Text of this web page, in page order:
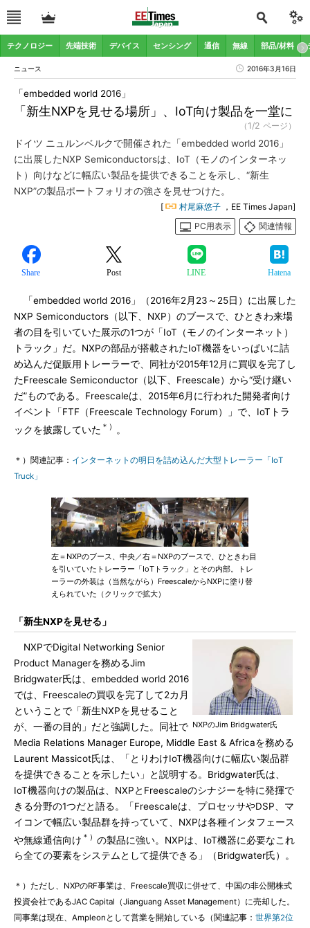
テクノロジー 先端技術 デバイス センシング 通信 無線 部品/材料
ニュース 2016年3月16日
「新生NXPを見せる場所」、IoT向け製品を一堂に
「embedded world 2016」
（1/2 ページ）
ドイツ ニュルンベルクで開催された「embedded world 2016」
に出展したNXP Semiconductorsは、IoT（モノのインターネッ
ト）向けなどに幅広い製品を提供できることを示し、“新生
NXP”の製品ポートフォリオの強さを見せつけた。
[ 村尾麻悠子 ，EE Times Japan]
PC用表示
関連情報
Share Post LINE Hatena
「embedded world 2016」（2016年2月23～25日）に出展した
NXP Semiconductors（以下、NXP）のブースで、ひときわ来場
者の目を引いていた展示の1つが「IoT（モノのインターネット）
トラック」だ。NXPの部品が搭載されたIoT機器をいっぱいに詰
め込んだ促販用トレーラーで、同社が2015年12月に買収を完了し
たFreescale Semiconductor（以下、Freescale）から“受け継い
だ”ものである。Freescaleは、2015年6月に行われた開発者向け
イベント「FTF（Freescale Technology Forum）」で、IoTトラ
ックを披露していた ＊） 。
＊）関連記事： インターネットの明日を詰め込んだ大型トレーラー「IoT
Truck」
左＝NXPのブース、中央／右＝NXPのブースで、ひときわ目
を引いていたトレーラー「IoTトラック」とその内部。トレ
ーラーの外装は（当然ながら）FreescaleからNXPに塗り替
えられていた（クリックで拡大）
「新生NXPを見せる」
NXPのJim Bridgwater氏
NXPでDigital Networking Senior
Product Managerを務めるJim
Bridgwater氏は、embedded world 2016
では、Freescaleの買収を完了して2カ月
ということで「新生NXPを見せること
が、一番の目的」だと強調した。同社で
Media Relations Manager Europe, Middle East & Africaを務める
Laurent Massicot氏は、「とりわけIoT機器向けに幅広い製品群
を提供できることを示したい」と説明する。Bridgwater氏は、
IoT機器向けの製品は、NXPとFreescaleのシナジーを特に発揮で
きる分野の1つだと語る。「Freescaleは、プロセッサやDSP、マ
イコンで幅広い製品群を持っていて、NXPは各種インタフェース
や無線通信向け ＊） の製品に強い。NXPは、IoT機器に必要なこれ
ら全ての要素をシステムとして提供できる」（Bridgwater氏）。
＊）ただし、NXPのRF事業は、Freescale買収に併せて、中国の非公開株式
投資会社であるJAC Capital（Jianguang Asset Management）に売却した。
同事業は現在、Ampleonとして営業を開始している（関連記事： 世界第2位